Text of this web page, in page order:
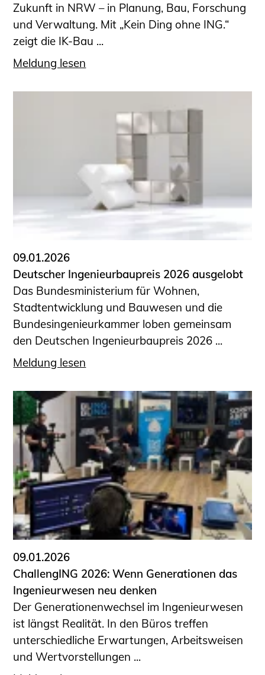
Zukunft in NRW – in Planung, Bau, Forschung
und Verwaltung. Mit „Kein Ding ohne ING.“
zeigt die IK-Bau ...
Meldung lesen
09.01.2026
Deutscher Ingenieurbaupreis 2026 ausgelobt
Das Bundesministerium für Wohnen,
Stadtentwicklung und Bauwesen und die
Bundesingenieurkammer loben gemeinsam
den Deutschen Ingenieurbaupreis 2026 ...
Meldung lesen
09.01.2026
ChallengING 2026: Wenn Generationen das
Ingenieurwesen neu denken
Der Generationenwechsel im Ingenieurwesen
ist längst Realität. In den Büros treffen
unterschiedliche Erwartungen, Arbeitsweisen
und Wertvorstellungen ...